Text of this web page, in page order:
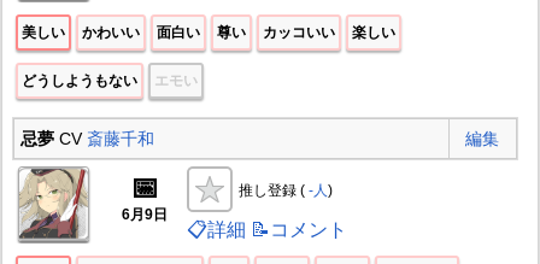
美しい かわいい 面白い 尊い カッコいい 楽しい
どうしようもない エモい
忌夢CV 斎藤千和 編集
📅
6月9日
推し登録 ( -人 )
📋詳細 📝コメント